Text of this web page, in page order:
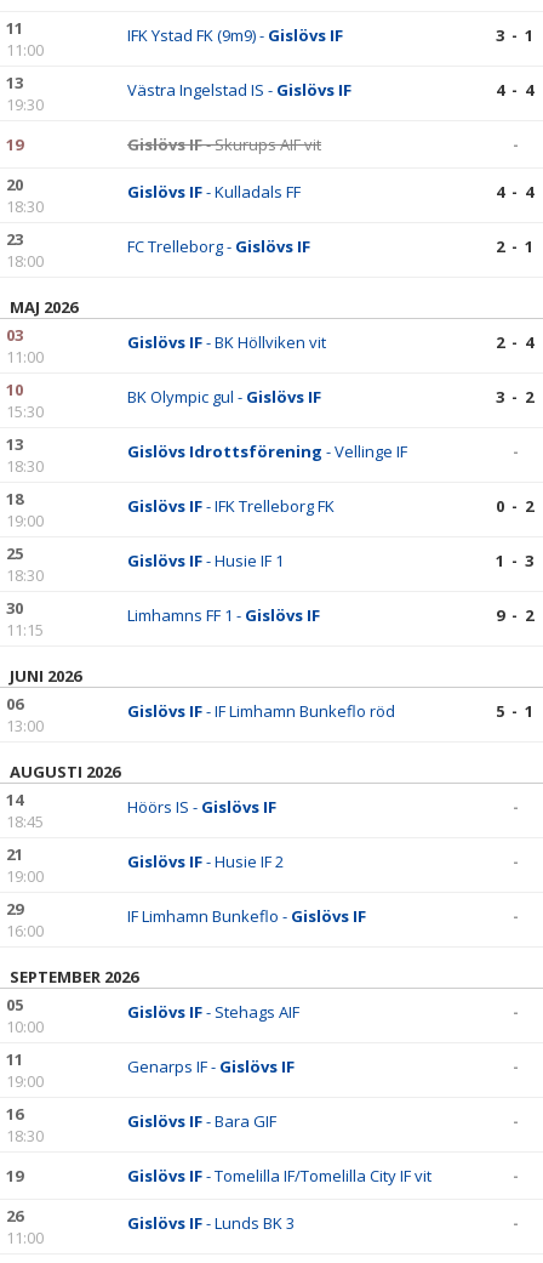
11
11:00
IFK Ystad FK (9m9) - Gislövs IF 3 - 1
13
19:30
Västra Ingelstad IS - Gislövs IF 4 - 4
19 Gislövs IF- Skurups AIF vit
-
20
18:30
Gislövs IF- Kulladals FF 4 - 4
23
18:00
FC Trelleborg - Gislövs IF 2 - 1
MAJ 2026
03
11:00
Gislövs IF- BK Höllviken vit 2 - 4
10
15:30
BK Olympic gul - Gislövs IF 3 - 2
13
18:30
Gislövs Idrottsförening - Vellinge IF -
18
19:00
Gislövs IF- IFK Trelleborg FK 0 - 2
25
18:30
Gislövs IF- Husie IF 1 1 - 3
30
11:15
Limhamns FF 1 - Gislövs IF 9 - 2
JUNI 2026
06
13:00
Gislövs IF- IF Limhamn Bunkeflo röd 5 - 1
AUGUSTI 2026
14
18:45
Höörs IS - Gislövs IF -
21
19:00
Gislövs IF- Husie IF 2 -
29
16:00
IF Limhamn Bunkeflo - Gislövs IF -
SEPTEMBER 2026
05
10:00
Gislövs IF- Stehags AIF -
11
19:00
Genarps IF - Gislövs IF -
16
18:30
Gislövs IF- Bara GIF -
19 Gislövs IF- Tomelilla IF/Tomelilla City IF vit
-
26
11:00
Gislövs IF- Lunds BK 3 -